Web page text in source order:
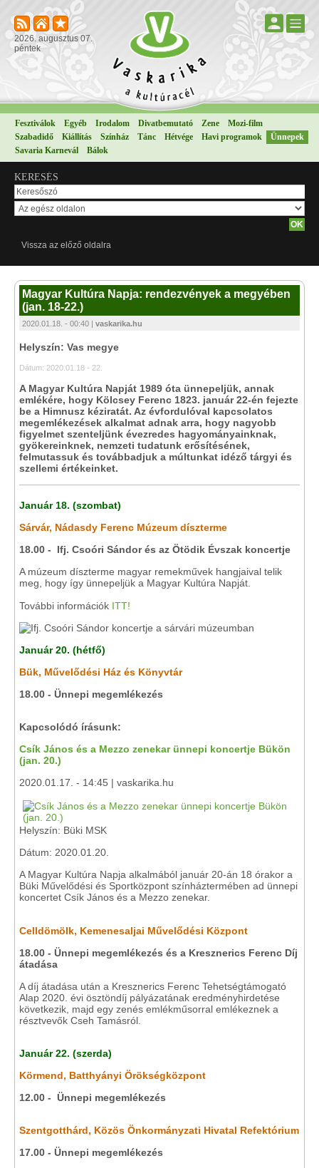
2026. augusztus 07.
péntek
Fesztiválok Egyéb Irodalom Divatbemutató Zene
Mozi-film
Szabadidő
Kiállítás Színház Tánc Hétvége Havi programok
Ünnepek
Savaria Karnevál
Bálok
KERESÉS
Vissza az előző oldalra
Magyar Kultúra Napja: rendezvények a megyében
(jan. 18-22.)
2020.01.18. - 00:40 | vaskarika.hu
Helyszín: Vas megye
Dátum: 2020.01.18 - 22.
A Magyar Kultúra Napját 1989 óta ünnepeljük, annak
emlékére, hogy Kölcsey Ferenc 1823. január 22-én fejezte
be a Himnusz kéziratát. Az évfordulóval kapcsolatos
megemlékezések alkalmat adnak arra, hogy nagyobb
figyelmet szenteljünk évezredes hagyományainknak,
gyökereinknek, nemzeti tudatunk erősítésének,
felmutassuk és továbbadjuk a múltunkat idéző tárgyi és
szellemi értékeinket.
Január 18. (szombat)
Sárvár, Nádasdy Ferenc Múzeum díszterme
18.00 - Ifj. Csoóri Sándor és az Ötödik Évszak koncertje
A múzeum díszterme magyar remekművek hangjaival telik
meg, hogy így ünnepeljük a Magyar Kultúra Napját.
További információk ITT!
Január 20. (hétfő)
Bük, Művelődési Ház és Könyvtár
18.00 - Ünnepi megemlékezés
Kapcsolódó írásunk:
Csík János és a Mezzo zenekar ünnepi koncertje Bükön
(jan. 20.)
2020.01.17. - 14:45 | vaskarika.hu
Helyszín: Büki MSK
Dátum: 2020.01.20.
A Magyar Kultúra Napja alkalmából január 20-án 18 órakor a
Büki Művelődési és Sportközpont színháztermében ad ünnepi
koncertet Csík János és a Mezzo zenekar.
Celldömölk, Kemenesaljai Művelődési Központ
18.00 - Ünnepi megemlékezés és a Kresznerics Ferenc Díj
átadása
A díj átadása után a Kresznerics Ferenc Tehetségtámogató
Alap 2020. évi ösztöndíj pályázatának eredményhirdetése
következik, majd egy zenés emlékműsorral emlékeznek a
résztvevők Cseh Tamásról.
Január 22. (szerda)
Körmend, Batthyányi Örökségközpont
12.00 - Ünnepi megemlékezés
Szentgotthárd, Közös Önkormányzati Hivatal Refektórium
17.00 - Ünnepi megemlékezés